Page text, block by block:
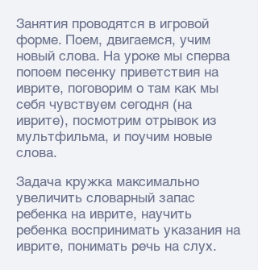
​Занятия проводятся в игровой
форме. Поем, двигаемся, учим
новый слова. На уроке мы сперва
попоем песенку приветствия на
иврите, поговорим о там как мы
себя чувствуем сегодня (на
иврите), посмотрим отрывок из
мультфильма, и поучим новые
слова.
Задача кружка максимально
увеличить словарный запас
ребенка на иврите, научить
ребенка воспринимать указания на
иврите, понимать речь на слух.